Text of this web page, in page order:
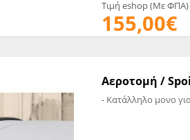
Τιμή eshop (Με ΦΠΑ)
155,00€
Αεροτομή /
- Κατάλληλο μονο